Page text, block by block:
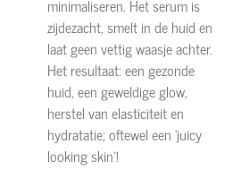
minimaliseren. Het serum is
zijdezacht, smelt in de huid en
laat geen vettig waasje achter.
Het resultaat: een gezonde
huid, een geweldige glow,
herstel van elasticiteit en
hydratatie; oftewel een ‘juicy
looking skin’!